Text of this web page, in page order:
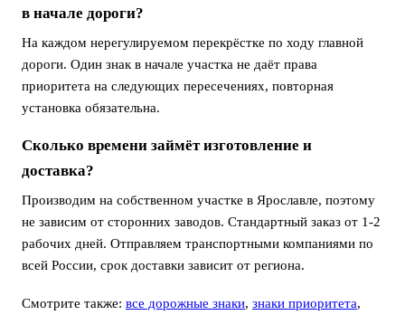
в начале дороги?
На каждом нерегулируемом перекрёстке по ходу главной
дороги. Один знак в начале участка не даёт права
приоритета на следующих пересечениях, повторная
установка обязательна.
Сколько времени займёт изготовление и
доставка?
Производим на собственном участке в Ярославле, поэтому
не зависим от сторонних заводов. Стандартный заказ от 1-2
рабочих дней. Отправляем транспортными компаниями по
всей России, срок доставки зависит от региона.
Смотрите также: все дорожные знаки, знаки приоритета,